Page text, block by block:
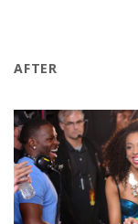
AFTER